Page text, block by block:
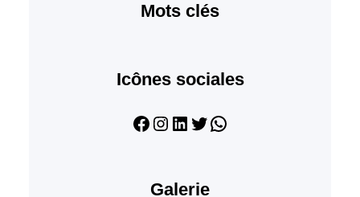
Mots clés
Icônes sociales
Facebook Instagram LinkedIn Twitter WhatsApp
Galerie